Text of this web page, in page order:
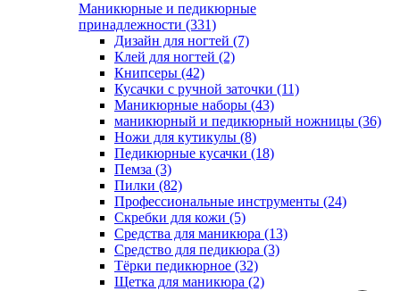
Маникюрные и педикюрные
принадлежности (331)
Дизайн для ногтей (7)
Клей для ногтей (2)
Книпсеры (42)
Кусачки с ручной заточки (11)
Маникюрные наборы (43)
маникюрный и педикюрный ножницы (36)
Ножи для кутикулы (8)
Педикюрные кусачки (18)
Пемза (3)
Пилки (82)
Профессиональные инструменты (24)
Скребки для кожи (5)
Средства для маникюра (13)
Средство для педикюра (3)
Тёрки педикюрное (32)
Щетка для маникюра (2)